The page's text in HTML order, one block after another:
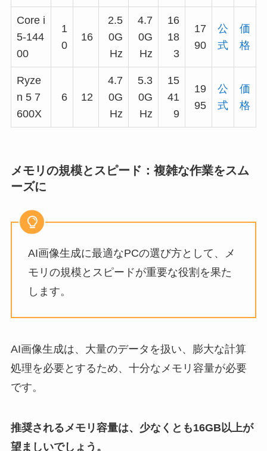
Core i
5-144
00
1
0
16
2.5
0G
Hz
4.7
0G
Hz
16
18
3
17
90
公
式
価
格
Ryze
n 5 7
600X
6 12
4.7
0G
Hz
5.3
0G
Hz
15
41
9
19
95
公
式
価
格
メモリの規模とスピード：複雑な作業をスム
ーズに
AI画像生成に最適なPCの選び方として、メ
モリの規模とスピードが重要な役割を果た
します。
AI画像生成は、大量のデータを扱い、膨大な計算
処理を必要とするため、十分なメモリ容量が必要
です。
推奨されるメモリ容量は、少なくとも16GB以上が
望ましいでしょう。